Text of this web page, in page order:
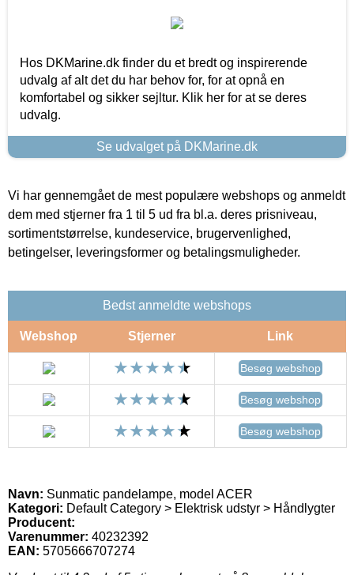
Hos DKMarine.dk finder du et bredt og inspirerende
udvalg af alt det du har behov for, for at opnå en
komfortabel og sikker sejltur. Klik her for at se deres
udvalg.
Se udvalget på DKMarine.dk
Vi har gennemgået de mest populære webshops og anmeldt
dem med stjerner fra 1 til 5 ud fra bl.a. deres prisniveau,
sortimentstørrelse, kundeservice, brugervenlighed,
betingelser, leveringsformer og betalingsmuligheder.
Bedst anmeldte webshops
Webshop Stjerner Link
Besøg webshop
Besøg webshop
Besøg webshop
Navn: Sunmatic pandelampe, model ACER
Kategori: Default Category > Elektrisk udstyr > Håndlygter
Producent:
Varenummer: 40232392
EAN: 5705666707274